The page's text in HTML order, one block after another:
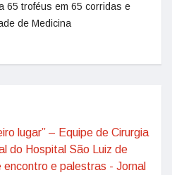
65 troféus em 65 corridas e
de Medicina
lugar” – Equipe de Cirurgia
do Hospital São Luiz de
e palestras - Jornal